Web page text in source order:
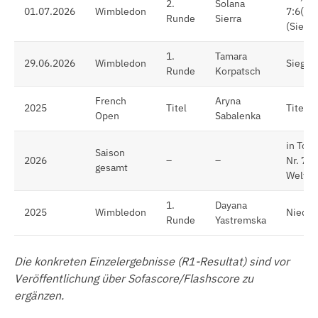
01.07.2026 Wimbledon
2.
Runde
Solana
Sierra
(Sieg)
29.06.2026 Wimbledon
1.
Runde
Tamara
Korpatsch
Sieg
2025
French
Open
Titel
Aryna
Sabalenka
2026
Saison
gesamt
– –
in
Nr. 7
Welt
2025 Wimbledon
1.
Runde
Dayana
Yastremska
Die konkreten Einzelergebnisse (R1-Resultat) sind vor
Veröffentlichung über Sofascore/Flashscore zu
ergänzen.